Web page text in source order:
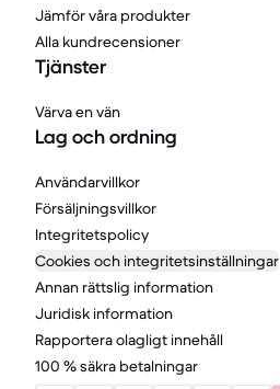
Jämför våra produkter
Alla kundrecensioner
Tjänster
Värva en vän
Lag och ordning
Användarvillkor
Försäljningsvillkor
Integritetspolicy
Cookies och integritetsinställningar
Annan rättslig information
Juridisk information
Rapportera olagligt innehåll
100 % säkra betalningar